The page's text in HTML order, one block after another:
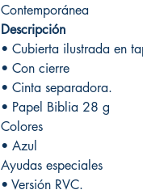
Contemporánea
Descripción
• Cubierta ilustrada en
• Con cierre
• Cinta separadora.
• Papel Biblia 28 g
Colores
• Azul
Ayudas especiales
• Versión RVC.